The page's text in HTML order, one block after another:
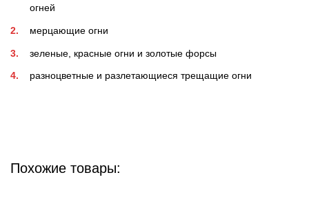
огней
мерцающие огни
зеленые, красные огни и золотые форсы
разноцветные и разлетающиеся трещащие огни
Похожие товары: